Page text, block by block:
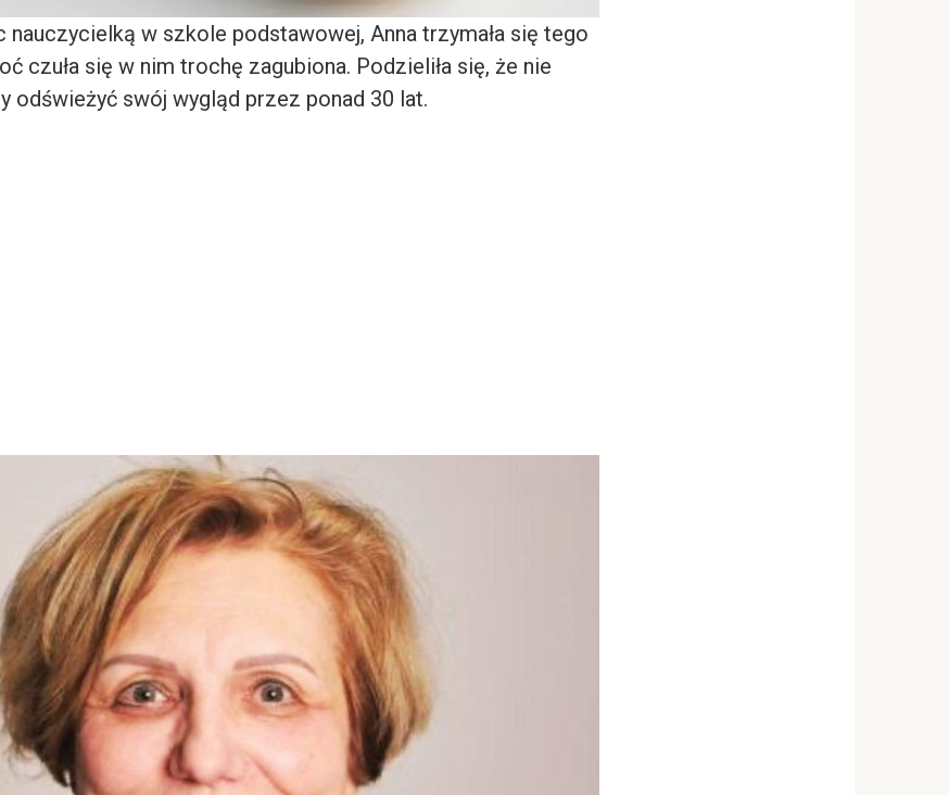
nauczycielką w szkole podstawowej, Anna trzymała się tego
czuła się w nim trochę zagubiona. Podzieliła się, że nie
odświeżyć swój wygląd przez ponad 30 lat.